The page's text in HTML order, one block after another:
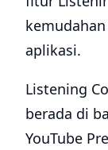
aplikasi.
Listening
berada di
YouTube